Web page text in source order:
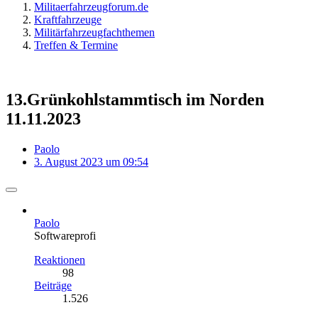
Militaerfahrzeugforum.de
Kraftfahrzeuge
Militärfahrzeugfachthemen
Treffen & Termine
13.Grünkohlstammtisch im Norden
11.11.2023
Paolo
3. August 2023 um 09:54
Paolo
Softwareprofi
Reaktionen
98
Beiträge
1.526